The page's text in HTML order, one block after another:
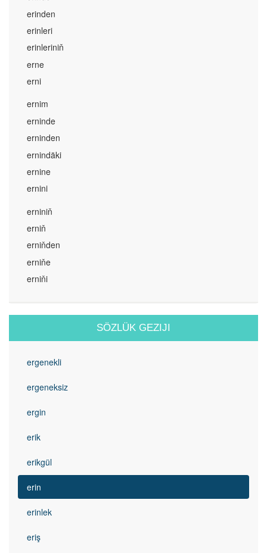
erinden
erinleri
erinleriniň
erne
erni
ernim
erninde
erninden
ernindäki
ernine
ernini
erniniň
erniň
erniňden
erniňe
erniňi
SÖZLÜK GEZIJI
ergenekli
ergeneksiz
ergin
erik
erikgül
erin
erinlek
eriş